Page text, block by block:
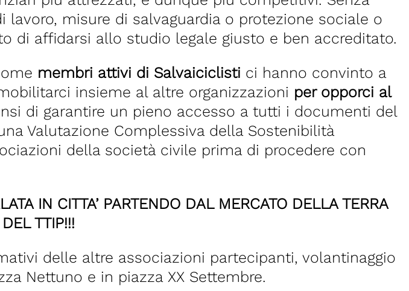
misure di salvaguardia o protezione sociale o
di affidarsi allo studio legale giusto e ben accreditato.
membri attivi di Salvaiciclisti ci hanno convinto a
insieme al altre organizzazioni per opporci al
di garantire un pieno accesso a tutti i documenti del
Valutazione Complessiva della Sostenibilità
della società civile prima di procedere con
IN CITTA’ PARTENDO DAL MERCATO DELLA TERRA
TTIP!!!
delle altre associazioni partecipanti, volantinaggio
Nettuno e in piazza XX Settembre.